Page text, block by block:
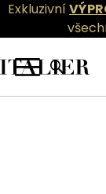
Exkluzivní